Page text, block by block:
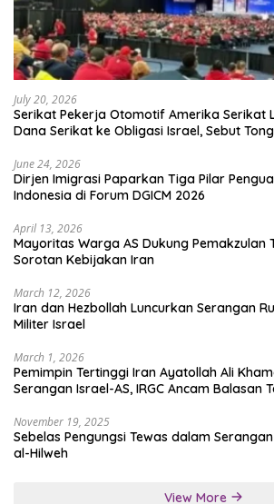
July 20, 2026
Serikat Pekerja Otomotif Amerika Serikat
Dana Serikat ke Obligasi Israel, Sebut
June 24, 2026
Dirjen Imigrasi Paparkan Tiga Pilar
Indonesia di Forum DGICM 2026
April 13, 2026
Mayoritas Warga AS Dukung Pemakzulan
Sorotan Kebijakan Iran
March 12, 2026
Iran dan Hezbollah Luncurkan Serangan
Militer Israel
March 1, 2026
Pemimpin Tertinggi Iran Ayatollah Ali
Serangan Israel-AS, IRGC Ancam Balasan
November 19, 2025
Sebelas Pengungsi Tewas dalam
al-Hilweh
View More